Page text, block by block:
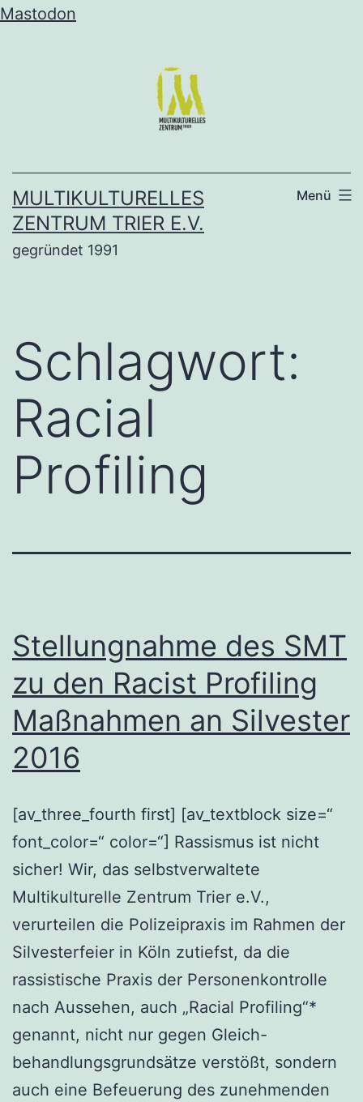
Mastodon
MULTIKULTURELLES
ZENTRUM TRIER E.V.
gegründet 1991
Menü
Schlagwort:
Racial
Profiling
Stellungnahme des SMT
zu den Racist Profiling
Maßnahmen an Silvester
2016
[av_three_fourth first] [av_textblock size=“
font_color=“ color=“] Rassismus ist nicht
sicher! Wir, das selbstverwaltete
Multikulturelle Zentrum Trier e.V.,
verurteilen die Polizeipraxis im Rahmen der
Silvesterfeier in Köln zutiefst, da die
rassistische Praxis der Personenkontrolle
nach Aussehen, auch „Racial Profiling“*
genannt, nicht nur gegen Gleich-
behandlungsgrundsätze verstößt, sondern
auch eine Befeuerung des zunehmenden